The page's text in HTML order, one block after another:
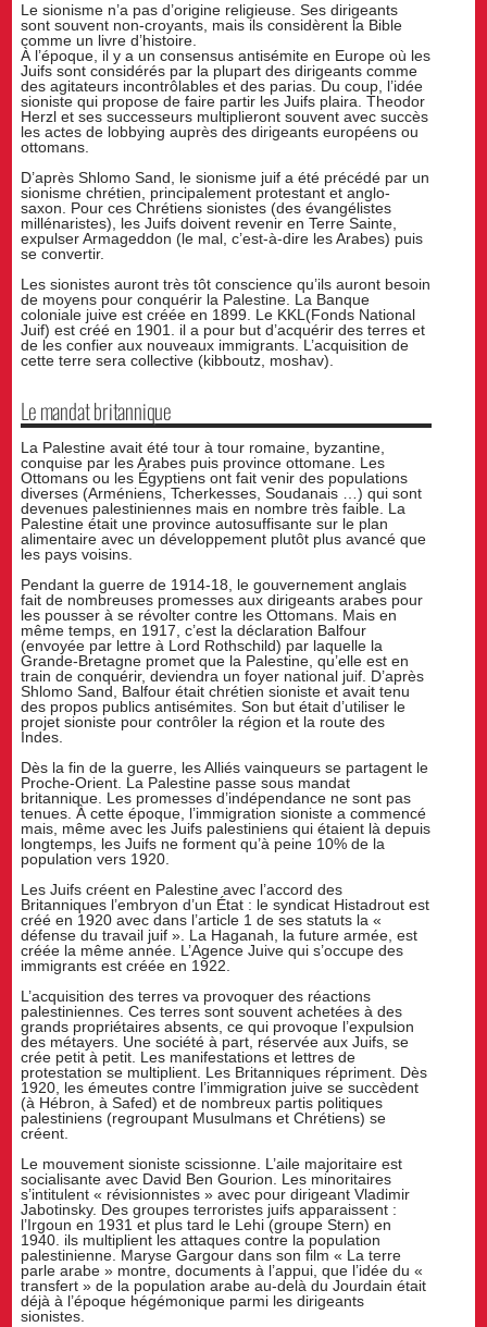
Le sionisme n’a pas d’origine religieuse. Ses dirigeants
sont souvent non-croyants, mais ils considèrent la Bible
comme un livre d’histoire.
À l’époque, il y a un consensus antisémite en Europe où les
Juifs sont considérés par la plupart des dirigeants comme
des agitateurs incontrôlables et des parias. Du coup, l’idée
sioniste qui propose de faire partir les Juifs plaira. Theodor
Herzl et ses successeurs multiplieront souvent avec succès
les actes de lobbying auprès des dirigeants européens ou
ottomans.
D’après Shlomo Sand, le sionisme juif a été précédé par un
sionisme chrétien, principalement protestant et anglo-
saxon. Pour ces Chrétiens sionistes (des évangélistes
millénaristes), les Juifs doivent revenir en Terre Sainte,
expulser Armageddon (le mal, c’est-à-dire les Arabes) puis
se convertir.
Les sionistes auront très tôt conscience qu’ils auront besoin
de moyens pour conquérir la Palestine. La Banque
coloniale juive est créée en 1899. Le KKL(Fonds National
Juif) est créé en 1901. il a pour but d’acquérir des terres et
de les confier aux nouveaux immigrants. L’acquisition de
cette terre sera collective (kibboutz, moshav).
Le mandat britannique
La Palestine avait été tour à tour romaine, byzantine,
conquise par les Arabes puis province ottomane. Les
Ottomans ou les Égyptiens ont fait venir des populations
diverses (Arméniens, Tcherkesses, Soudanais …) qui sont
devenues palestiniennes mais en nombre très faible. La
Palestine était une province autosuffisante sur le plan
alimentaire avec un développement plutôt plus avancé que
les pays voisins.
Pendant la guerre de 1914-18, le gouvernement anglais
fait de nombreuses promesses aux dirigeants arabes pour
les pousser à se révolter contre les Ottomans. Mais en
même temps, en 1917, c’est la déclaration Balfour
(envoyée par lettre à Lord Rothschild) par laquelle la
Grande-Bretagne promet que la Palestine, qu’elle est en
train de conquérir, deviendra un foyer national juif. D’après
Shlomo Sand, Balfour était chrétien sioniste et avait tenu
des propos publics antisémites. Son but était d’utiliser le
projet sioniste pour contrôler la région et la route des
Indes.
Dès la fin de la guerre, les Alliés vainqueurs se partagent le
Proche-Orient. La Palestine passe sous mandat
britannique. Les promesses d’indépendance ne sont pas
tenues. À cette époque, l’immigration sioniste a commencé
mais, même avec les Juifs palestiniens qui étaient là depuis
longtemps, les Juifs ne forment qu’à peine 10% de la
population vers 1920.
Les Juifs créent en Palestine avec l’accord des
Britanniques l’embryon d’un État : le syndicat Histadrout est
créé en 1920 avec dans l’article 1 de ses statuts la «
défense du travail juif ». La Haganah, la future armée, est
créée la même année. L’Agence Juive qui s’occupe des
immigrants est créée en 1922.
L’acquisition des terres va provoquer des réactions
palestiniennes. Ces terres sont souvent achetées à des
grands propriétaires absents, ce qui provoque l’expulsion
des métayers. Une société à part, réservée aux Juifs, se
crée petit à petit. Les manifestations et lettres de
protestation se multiplient. Les Britanniques répriment. Dès
1920, les émeutes contre l’immigration juive se succèdent
(à Hébron, à Safed) et de nombreux partis politiques
palestiniens (regroupant Musulmans et Chrétiens) se
créent.
Le mouvement sioniste scissionne. L’aile majoritaire est
socialisante avec David Ben Gourion. Les minoritaires
s’intitulent « révisionnistes » avec pour dirigeant Vladimir
Jabotinsky. Des groupes terroristes juifs apparaissent :
l’Irgoun en 1931 et plus tard le Lehi (groupe Stern) en
1940. ils multiplient les attaques contre la population
palestinienne. Maryse Gargour dans son film « La terre
parle arabe » montre, documents à l’appui, que l’idée du «
transfert » de la population arabe au-delà du Jourdain était
déjà à l’époque hégémonique parmi les dirigeants
sionistes.